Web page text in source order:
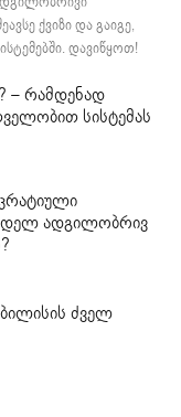
ქვიზი და გაიგე,
დავიწყოთ!
– რამდენად
სისტემას
ადგილობრივ
ძველ